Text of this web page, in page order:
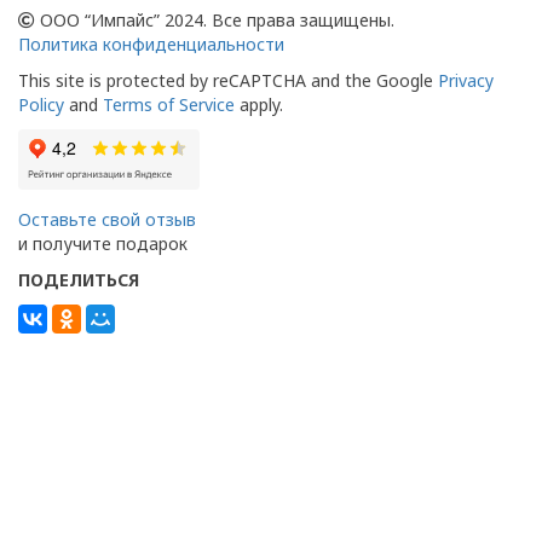
ООО “Импайс” 2024. Все права защищены.
Политика конфиденциальности
This site is protected by reCAPTCHA and the Google Privacy
Policy and Terms of Service apply.
Оставьте свой отзыв
и получите подарок
ПОДЕЛИТЬСЯ